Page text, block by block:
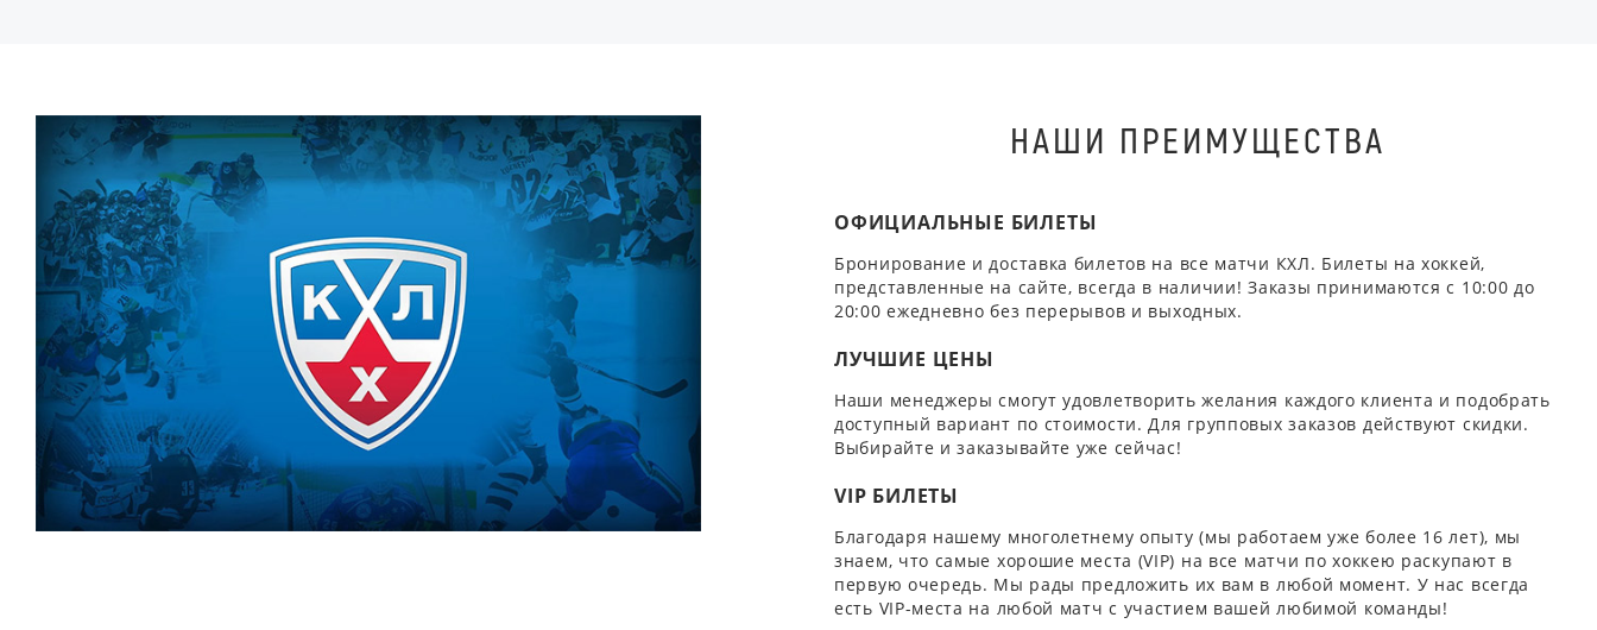
НАШИ ПРЕИМУЩЕСТВА
ОФИЦИАЛЬНЫЕ БИЛЕТЫ
Бронирование и доставка билетов на все матчи КХЛ. Билеты на хоккей,
представленные на сайте, всегда в наличии! Заказы принимаются с 10:00 до
20:00 ежедневно без перерывов и выходных.
ЛУЧШИЕ ЦЕНЫ
Наши менеджеры смогут удовлетворить желания каждого клиента и подобрать
доступный вариант по стоимости. Для групповых заказов действуют скидки.
Выбирайте и заказывайте уже сейчас!
VIP БИЛЕТЫ
Благодаря нашему многолетнему опыту (мы работаем уже более 16 лет), мы
знаем, что самые хорошие места (VIP) на все матчи по хоккею раскупают в
первую очередь. Мы рады предложить их вам в любой момент. У нас всегда
есть VIP-места на любой матч с участием вашей любимой команды!